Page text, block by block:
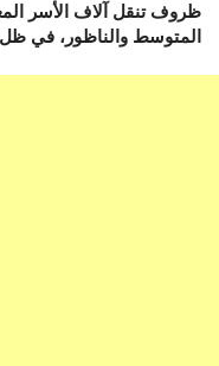
ظروف تنقل آلاف الأسر
المتوسط والناظور، في ظل